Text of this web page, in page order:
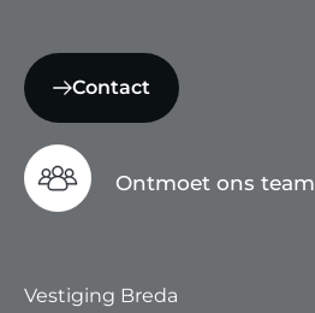
Contact
Ontmoet ons team
Vestiging Breda